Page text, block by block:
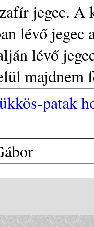
jegec. A
lévő jegec
lévő
majdnem
patak